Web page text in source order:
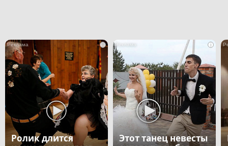
i
Ролик длится
i
Этот танец невесты